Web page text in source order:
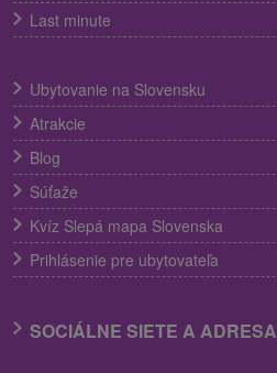
Last minute
Ubytovanie na Slovensku
Atrakcie
Blog
Súťaže
Kvíz Slepá mapa Slovenska
Prihlásenie pre ubytovateľa
SOCIÁLNE SIETE A ADRESA